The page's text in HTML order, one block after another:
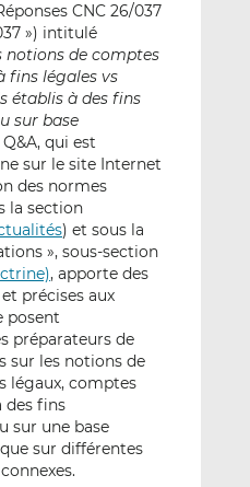
CNC 26/037
») intitulé
notions de comptes
fins légales vs
établis à des fins
sur base
Q&A, qui est
sur le site Internet
des normes
la section
) et sous la
», sous-section
, apporte des
précises aux
posent
préparateurs de
sur les notions de
légaux, comptes
des fins
sur une base
sur différentes